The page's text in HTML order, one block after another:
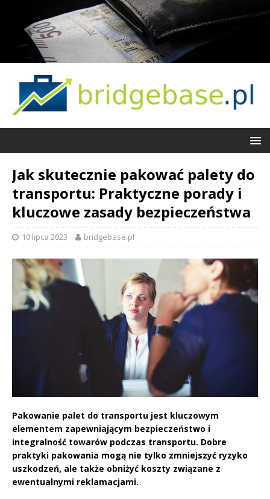
Jak skutecznie pakować palety do
transportu: Praktyczne porady i
kluczowe zasady bezpieczeństwa
10 lipca 2023 bridgebase.pl
Pakowanie palet do transportu jest kluczowym
elementem zapewniającym bezpieczeństwo i
integralność towarów podczas transportu. Dobre
praktyki pakowania mogą nie tylko zmniejszyć ryzyko
uszkodzeń, ale także obniżyć koszty związane z
ewentualnymi reklamacjami.